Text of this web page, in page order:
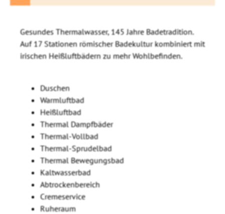
Gesundes Thermalwasser, 145 Jahre Badetradition.
Auf 17 Stationen römischer Badekultur kombiniert mit
irischen Heißluftbädern zu mehr Wohlbefinden.
Duschen
Warmluftbad
Heißluftbad
Thermal Dampfbäder
Thermal-Vollbad
Thermal-Sprudelbad
Thermal Bewegungsbad
Kaltwasserbad
Abtrockenbereich
Cremeservice
Ruheraum